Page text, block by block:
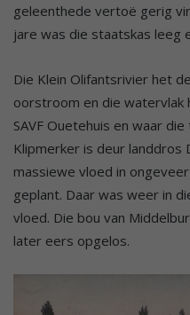
geleenthede vertoë gerig
jare was die staatskas leeg
Die Klein Olifantsrivier het
oorstroom en die watervlak
SAVF Ouetehuis en waar
Klipmerker is deur landdros
massiewe vloed in
geplant. Daar was weer in
vloed. Die bou van
later eers opgelos.